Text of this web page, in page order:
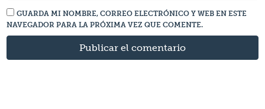
GUARDA MI NOMBRE, CORREO ELECTRÓNICO Y WEB EN ESTE
NAVEGADOR PARA LA PRÓXIMA VEZ QUE COMENTE.